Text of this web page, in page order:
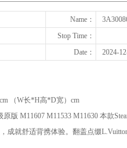
Name：
Stop Time：
Date： 2024-
（W长*H高*D宽）cm
版 M11607 M11533 M11630 本款
成就舒适背携体验。翻盖点缀